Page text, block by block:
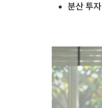
분산 투자